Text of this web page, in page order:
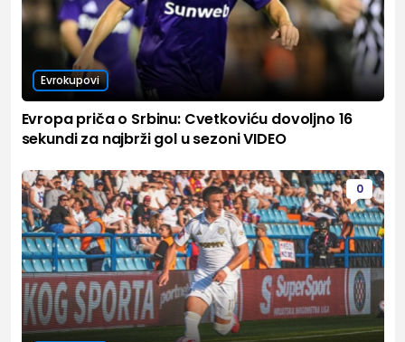
Evrokupovi
Evropa priča o Srbinu: Cvetkoviću dovoljno 16
sekundi za najbrži gol u sezoni VIDEO
0